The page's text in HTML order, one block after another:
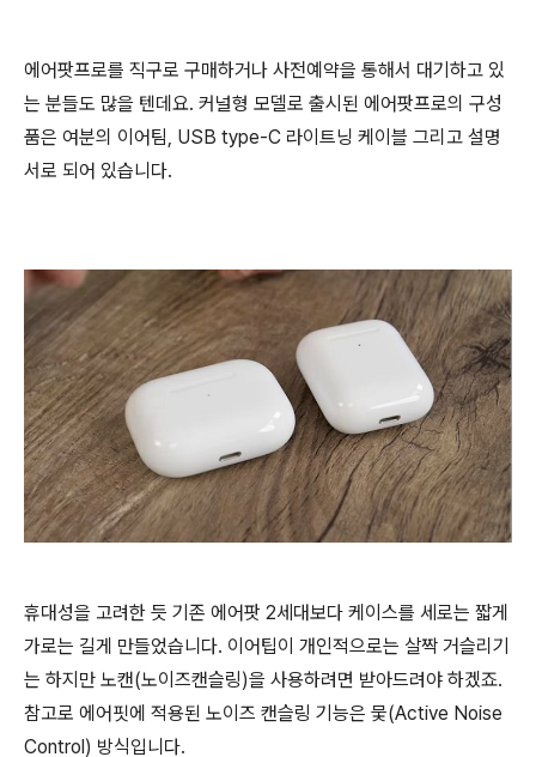
에어팟프로를 직구로 구매하거나 사전예약을 통해서 대기하고 있
는 분들도 많을 텐데요. 커널형 모델로 출시된 에어팟프로의 구성
품은 여분의 이어팀, USB type-C 라이트닝 케이블 그리고 설명
서로 되어 있습니다.
휴대성을 고려한 듯 기존 에어팟 2세대보다 케이스를 세로는 짧게
가로는 길게 만들었습니다. 이어팁이 개인적으로는 살짝 거슬리기
는 하지만 노캔(노이즈캔슬링)을 사용하려면 받아드려야 하겠죠.
참고로 에어핏에 적용된 노이즈 캔슬링 기능은 뭋(Active Noise
Control) 방식입니다.